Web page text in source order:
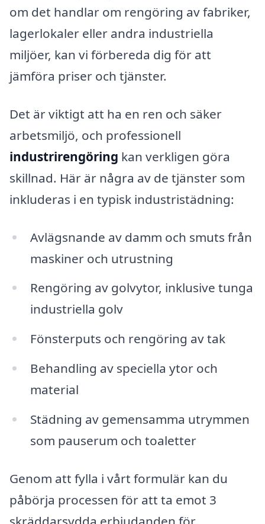
om det handlar om rengöring av fabriker,
lagerlokaler eller andra industriella
miljöer, kan vi förbereda dig för att
jämföra priser och tjänster.
Det är viktigt att ha en ren och säker
arbetsmiljö, och professionell
industrirengöring kan verkligen göra
skillnad. Här är några av de tjänster som
inkluderas i en typisk industristädning:
Avlägsnande av damm och smuts från
maskiner och utrustning
Rengöring av golvytor, inklusive tunga
industriella golv
Fönsterputs och rengöring av tak
Behandling av speciella ytor och
material
Städning av gemensamma utrymmen
som pauserum och toaletter
Genom att fylla i vårt formulär kan du
påbörja processen för att ta emot 3